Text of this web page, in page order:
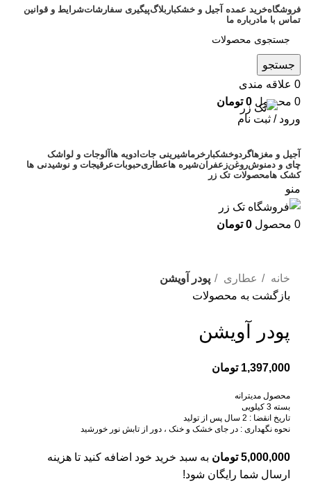
فروشگاهخرید عمده آجیل و خشکبار بلاگپیگیری سفارشاتشرایط و قوانین
تماس با مادرباره ما
جستجو
0 علاقه مندی
0 محصول 0 تومان
ورود / ثبت نام
آجیل و مغزهاگردوخشکبار خرماشیرینی جات ادویه ها آلوجات و لواشک
چای و دمنوشروغنزعفرانشیره هاعطاریحبوباتعرقیجات و نوشیدنی ها
کشک هامحصولات تک زر
منو
0 محصول 0 تومان
خانه
عطاری
پودر آويشن
بازگشت به محصولات
پودر آويشن
1,397,000 تومان
محصول مدیترانه
بسته 3 کیلویی
تاریخ انقضا : 2 سال پس از تولید
نحوه نگهداری : در جای خشک و خنک ، دور از تابش نور خورشید
5,000,000 تومان به سبد خرید خود اضافه کنید تا هزینه
ارسال شما رایگان شود!